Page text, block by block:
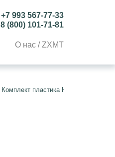
+7 993 567-77-33
8 (800) 101-71-81
О нас / ZXMT
Комплект пластика Honda